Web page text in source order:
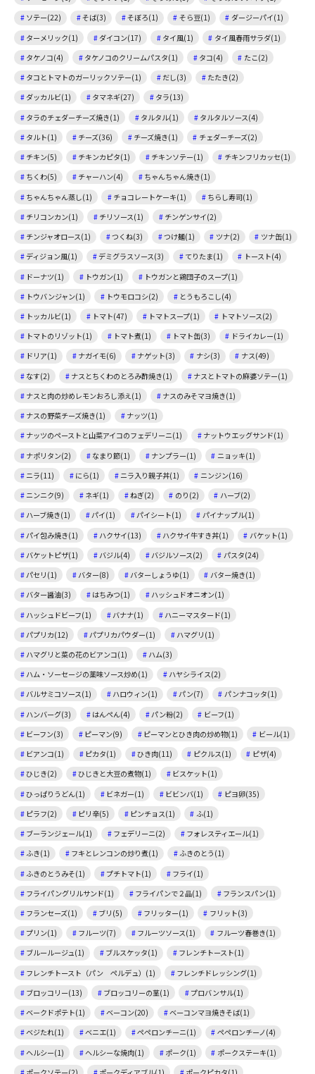
ソテー(22)
そば(3) そぼろ(1) そら豆(1)
ダージーパイ(1)
ターメリック(1)
ダイコン(17) タイ風(1)
タイ風春雨サラダ(1)
タケノコ(4)
タケノコのクリームパスタ(1) タコ(4)
たこ(2)
タコとトマトのガーリックソテー(1)
だし(3)
たたき(2)
ダッカルビ(1)
タマネギ(27)
タラ(13)
タラのチェダーチーズ焼き(1)
タルタル(1)
タルタルソース(4)
タルト(1)
チーズ(36) チーズ焼き(1)
チェダーチーズ(2)
チキン(5)
チキンカピタ(1) チキンソテー(1)
チキンフリカッセ(1)
ちくわ(5)
チャーハン(4)
ちゃんちゃん焼き(1)
ちゃんちゃん蒸し(1)
チョコレートケーキ(1)
ちらし寿司(1)
チリコンカン(1)
チリソース(1)
チンゲンサイ(2)
チンジャオロース(1)
つくね(3) つけ麺(1) ツナ(2)
ツナ缶(1)
ディジョン風(1)
デミグラスソース(3) てりたま(1)
トースト(4)
ドーナツ(1)
トウガン(1)
トウガンと鶏団子のスープ(1)
トウバンジャン(1)
トウモロコシ(2)
とうもろこし(4)
トッカルビ(1)
トマト(47) トマトスープ(1)
トマトソース(2)
トマトのリゾット(1)
トマト煮(1) トマト缶(3)
ドライカレー(1)
ドリア(1)
ナガイモ(6) ナゲット(3) ナシ(3)
ナス(49)
なす(2)
ナスとちくわのとろみ酢焼き(1)
ナスとトマトの麻婆ソテー(1)
ナスと肉の炒めレモンおろし添え(1)
ナスのみそマヨ焼き(1)
ナスの野菜チーズ焼き(1)
ナッツ(1)
ナッツのペーストと山菜アイコのフェデリーニ(1)
ナットウエッグサンド(1)
ナポリタン(2)
なまり節(1) ナンプラー(1)
ニョッキ(1)
ニラ(11)
にら(1) ニラ入り親子丼(1)
ニンジン(16)
ニンニク(9)
ネギ(1) ねぎ(2) のり(2)
ハーブ(2)
ハーブ焼き(1)
パイ(1) パイシート(1)
パイナップル(1)
パイ包み焼き(1)
ハクサイ(13) ハクサイ牛すき丼(1)
バケット(1)
バケットピザ(1)
バジル(4) バジルソース(2)
パスタ(24)
パセリ(1)
バター(8) バターしょうゆ(1)
バター焼き(1)
バター醤油(3)
はちみつ(1)
ハッシュドオニオン(1)
ハッシュドビーフ(1)
バナナ(1)
ハニーマスタード(1)
パプリカ(12)
パプリカパウダー(1)
ハマグリ(1)
ハマグリと菜の花のビアンコ(1)
ハム(3)
ハム・ソーセージの薬味ソース炒め(1)
ハヤシライス(2)
バルサミコソース(1)
ハロウィン(1) パン(7)
パンナコッタ(1)
ハンバーグ(3)
はんぺん(4) パン粉(2)
ビーフ(1)
ビーフン(3)
ピーマン(9) ピーマンとひき肉の炒め物(1)
ビール(1)
ビアンコ(1)
ピカタ(1) ひき肉(11) ピクルス(1)
ピザ(4)
ひじき(2)
ひじきと大豆の煮物(1)
ビスケット(1)
ひっぱりうどん(1)
ビネガー(1) ビビンバ(1)
ピヨ卵(35)
ピラフ(2)
ピリ辛(5) ピンチョス(1)
ふ(1)
ブーランジェール(1)
フェデリーニ(2)
フォレスティエール(1)
ふき(1)
フキとレンコンの炒り煮(1)
ふきのとう(1)
ふきのとうみそ(1)
プチトマト(1)
フライ(1)
フライパングリルサンド(1)
フライパンで２品(1)
フランスパン(1)
フランセーズ(1)
ブリ(5) フリッター(1)
フリット(3)
プリン(1)
フルーツ(7) フルーツソース(1)
フルーツ春巻き(1)
ブルールージュ(1)
ブルスケッタ(1)
フレンチトースト(1)
フレンチトースト（パン ペルデュ）(1)
フレンチドレッシング(1)
ブロッコリー(13)
ブロッコリーの茎(1)
プロバンサル(1)
ベークドポテト(1)
ベーコン(20)
ベーコンマヨ焼きそば(1)
ベジたれ(1)
ベニエ(1) ペペロンチーニ(1)
ペペロンチーノ(4)
ヘルシー(1)
ヘルシーな焼肉(1) ポーク(1)
ポークステーキ(1)